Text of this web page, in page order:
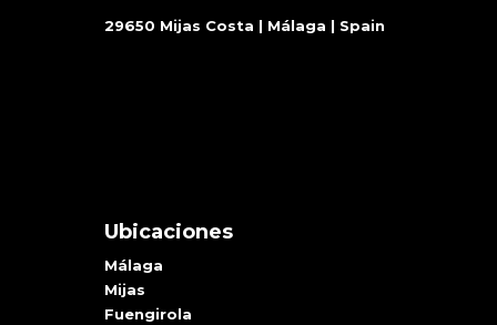
29650 Mijas Costa | Málaga | Spain
Ubicaciones
Málaga
Mijas
Fuengirola